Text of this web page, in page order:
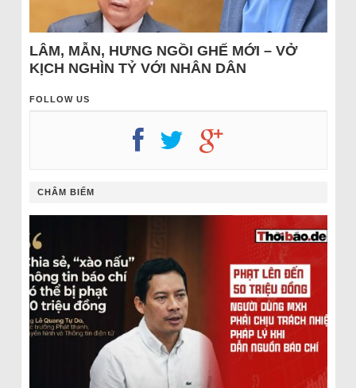
LÂM, MẪN, HƯNG NGỒI GHẾ MỚI – VỞ
KỊCH NGHÌN TỶ VỚI NHÂN DÂN
FOLLOW US
CHÂM BIẾM